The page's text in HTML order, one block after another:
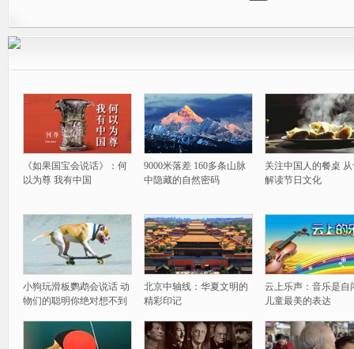
《如果国宝会说话》：何
以为尊 我有中国
9000米落差 160多条山脉
中隐藏的自然密码
关注中国人的餐桌
解读节日文化
小狗玩滑板鹦鹉会说话 动
物们的聪明你绝对想不到
北京中轴线：华夏文明的
精彩印记
云上乐声：音乐是自
儿童最美的表达